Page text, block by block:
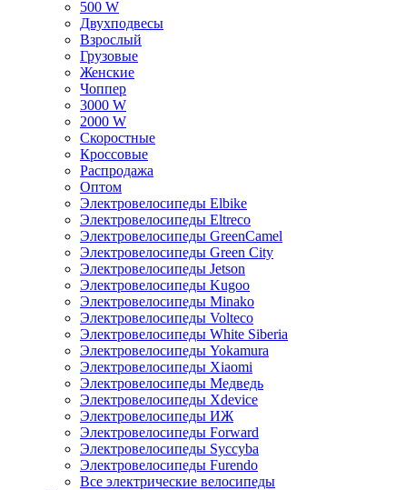
500 W
Двухподвесы
Взрослый
Грузовые
Женские
Чоппер
3000 W
2000 W
Скоростные
Кроссовые
Распродажа
Оптом
Электровелосипеды Elbike
Электровелосипеды Eltreco
Электровелосипеды GreenCamel
Электровелосипеды Green City
Электровелосипеды Jetson
Электровелосипеды Kugoo
Электровелосипеды Minako
Электровелосипеды Volteco
Электровелосипеды White Siberia
Электровелосипеды Yokamura
Электровелосипеды Xiaomi
Электровелосипеды Медведь
Электровелосипеды Xdevice
Электровелосипеды ИЖ
Электровелосипеды Forward
Электровелосипеды Syccyba
Электровелосипеды Furendo
Все электрические велосипеды